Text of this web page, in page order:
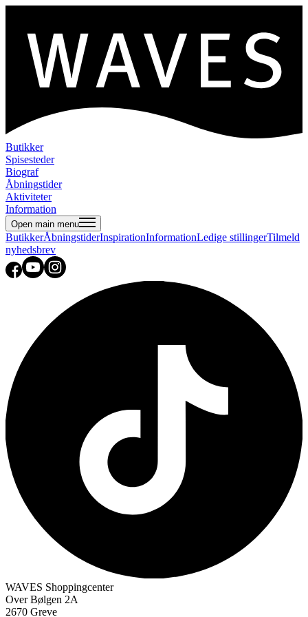
Butikker
Spisesteder
Biograf
Åbningstider
Aktiviteter
Information
Open main menu
ButikkerÅbningstiderInspirationInformationLedige stillingerTilmeld
nyhedsbrev
WAVES Shoppingcenter
Over Bølgen 2A
2670 Greve